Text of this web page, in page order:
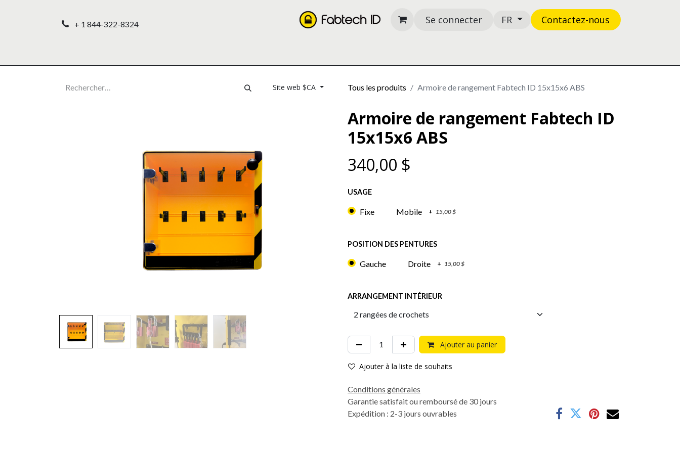
+ 1 844-322-8324 Se connecter FR Contactez-n​​​​ous
Site web $CA Tous les produits Armoire de rangement Fabtech ID 15x15x6 ABS
Armoire de rangement Fabtech ID
15x15x6 ABS
340,00 $
USAGE
Fixe Mobile + 15,00$
POSITION DES PENTURES
Gauche Droite + 15,00$
ARRANGEMENT INTÉRIEUR
Ajouter au panier
Ajouter à la liste de souhaits
Conditions générales
Garantie satisfait ou remboursé de 30 jours
Expédition : 2-3 jours ouvrables